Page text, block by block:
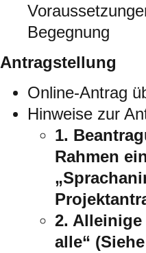
Begegnung
Antragstellung
Online-Antrag
Hinweise zur
1.
Rahmen
2.
alle“